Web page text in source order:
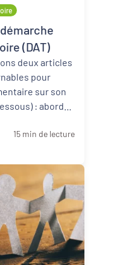
(DAT)
deux articles
pour
sur son
: aborde
15 min de lecture